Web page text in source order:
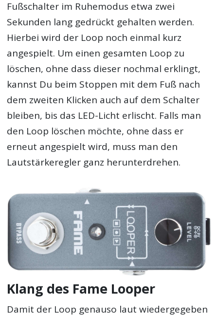
Fußschalter im Ruhemodus etwa zwei
Sekunden lang gedrückt gehalten werden.
Hierbei wird der Loop noch einmal kurz
angespielt. Um einen gesamten Loop zu
löschen, ohne dass dieser nochmal erklingt,
kannst Du beim Stoppen mit dem Fuß nach
dem zweiten Klicken auch auf dem Schalter
bleiben, bis das LED-Licht erlischt. Falls man
den Loop löschen möchte, ohne dass er
erneut angespielt wird, muss man den
Lautstärkeregler ganz herunterdrehen.
Klang des Fame Looper
Damit der Loop genauso laut wiedergegeben